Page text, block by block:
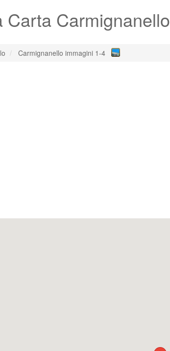
Carta Carmignanello
Carmignanello immagini 1-4